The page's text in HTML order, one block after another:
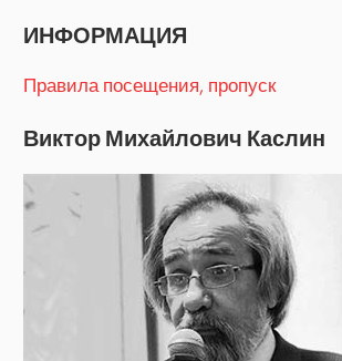
записям
ИНФОРМАЦИЯ
Правила посещения, пропуск
Виктор Михайлович Каслин